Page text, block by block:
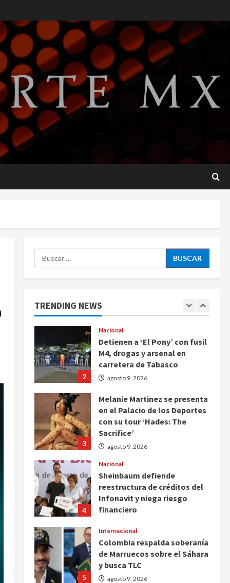
Buscar:
TRENDING NEWS
2
M4, drogas y arsenal en
carretera de Tabasco
agosto 9, 2026
3
Melanie Martinez se presenta
en el Palacio de los Deportes
con su tour ‘Hades: The
Sacrifice’
Infonavit y niega riesgo
agosto 9, 2026
y busca TLC
1
Portada
2
Nacional
Detienen a ‘El Pony’ con fusil
M4, drogas y arsenal en
carretera de Tabasco
agosto 9, 2026
3
Melanie Martinez se presenta
en el Palacio de los Deportes
con su tour ‘Hades: The
Sacrifice’
agosto 9, 2026
4
Nacional
Sheinbaum defiende
reestructura de créditos del
Infonavit y niega riesgo
financiero
5
Internacional
Colombia respalda soberanía
de Marruecos sobre el Sáhara
y busca TLC
agosto 9, 2026